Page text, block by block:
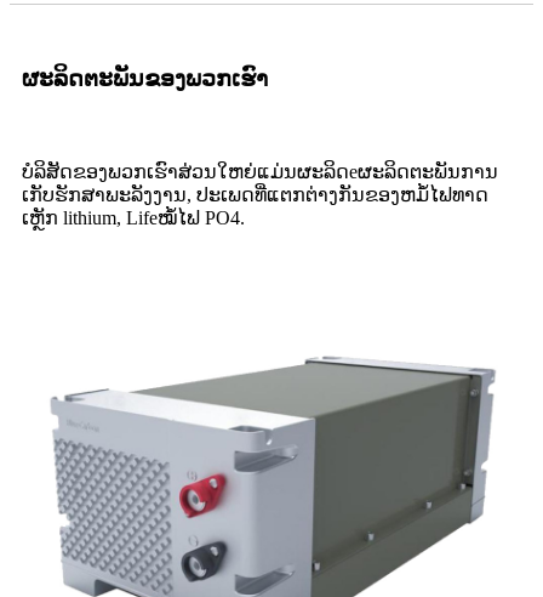
ຜະລິດຕະພັນຂອງພວກເຮົາ
ບໍລິສັດຂອງພວກເຮົາສ່ວນໃຫຍ່ແມ່ນຜະລິດeຜະລິດຕະພັນການ
ເກັບຮັກສາພະລັງງານ, ປະເພດທີ່ແຕກຕ່າງກັນຂອງຫມໍ້ໄຟທາດ
ເຫຼັກ lithium, Lifeໝໍ້ໄຟ PO4.